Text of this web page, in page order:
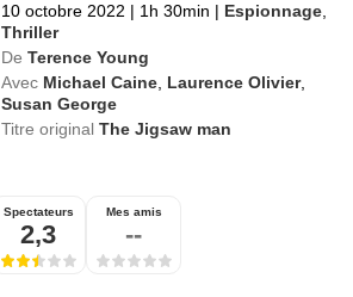
10 octobre 2022 | 1h 30min | Espionnage
Thriller
De Terence Young
Avec Michael Caine Laurence Olivier,
Susan George
Titre originalThe Jigsaw man
Spectateurs
2,3
Mes amis
--